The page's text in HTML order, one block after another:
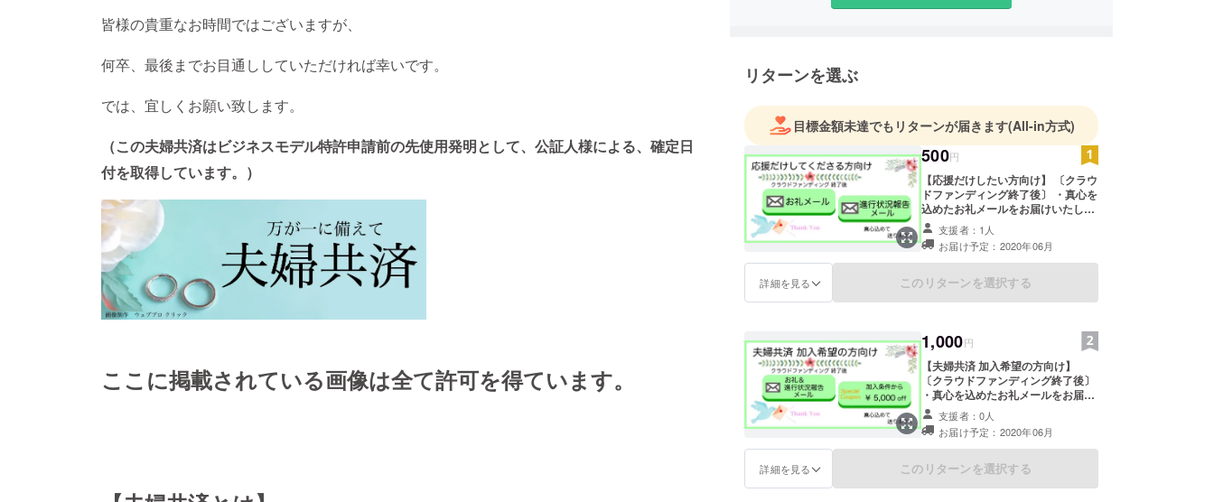
皆様の貴重なお時間ではございますが、
何卒、最後までお目通ししていただければ幸いです。
では、宜しくお願い致します。
（この夫婦共済はビジネスモデル特許申請前の先使用発明として、公証人様による、確定日
付を取得しています。）
ここに掲載されている画像は全て許可を得ています。
クリエイティブな仕事に多く携わってまいりました。
しかしその後、様々な事を経験し人生の底を這いつくばって
いる時期もございました。
そんな中で人の温かさや人情を知り、その恩返しをしていき
たいと考えるようになりました。
そこで【社会貢献】や【若者や子供達の育成、支援】【経済
的困窮者】の為に時間と思考を使いたいと考え、
一念発起し、昨年『合同会社 小滝』を設立いたしました。
これから始動させたいプロジェクトが沢山あります。
今までの経験と知識を活かしてまいりたいと思います！
ら
何卒、ご協力下さいますよう、よろしくお願いいたします。
リターンを選ぶ
目標金額未達でもリターンが届きます(All-in方式)
500円
【応援だけしたい方向け】 〔クラウ
ドファンディング終了後〕 ・真心を
込めたお礼メールをお届けいたしま
す。 ・進行状況メール (不必要の場
合は、お伝えください。) (この夫婦
共済の企画は成功させたいと考えて
おりますが、事業ですので、失敗す
る可能性もございます。その点もご
あるため、遅れる可能性は大いにご
ざいます。その点もご了承ください
ませ。)
支援者：1人
お届け予定：2020年06月
詳細を見る このリターンを選択する
1,000円
【夫婦共済 加入希望の方向け】
〔クラウドファンディング終了後〕
・真心を込めたお礼メールをお届け
いたします。 ・進行状況メール (不
必要の場合は、お伝えください。)
・加入条件から5,000円の割引（稼
動後に使用可能） (この夫婦共済の
企画は成功させたいと考えておりま
支援者：0人
お届け予定：2020年06月
詳細を見る このリターンを選択する